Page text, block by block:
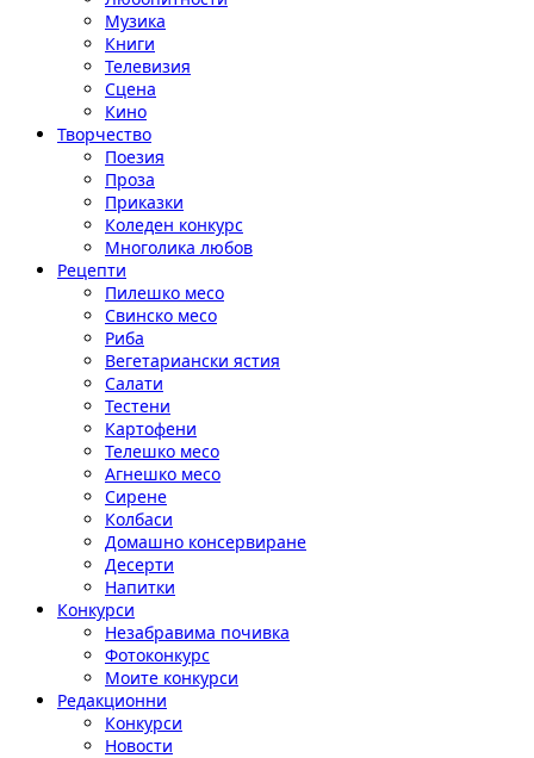
Музика
Книги
Телевизия
Сцена
Кино
Творчество
Поезия
Проза
Приказки
Коледен конкурс
Многолика любов
Рецепти
Пилешко месо
Свинско месо
Риба
Вегетариански ястия
Салати
Тестени
Картофени
Телешко месо
Агнешко месо
Сирене
Колбаси
Домашно консервиране
Десерти
Напитки
Конкурси
Незабравима почивка
Фотоконкурс
Моите конкурси
Редакционни
Конкурси
Новости